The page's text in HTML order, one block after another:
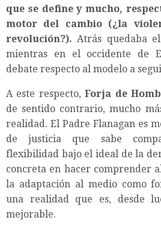
que se define y mucho,
motor del cambio (¿la
revolución?).Atrás quedaba
mientras en el occidente de
debate respecto al modelo a
A este respecto,Forja de
de sentido contrario, mucho
realidad. El Padre Flanagan es
de justicia que sabe
flexibilidad bajo el ideal de la
concreta en hacer comprender
la adaptación al medio como
una realidad que es, desde
mejorable.